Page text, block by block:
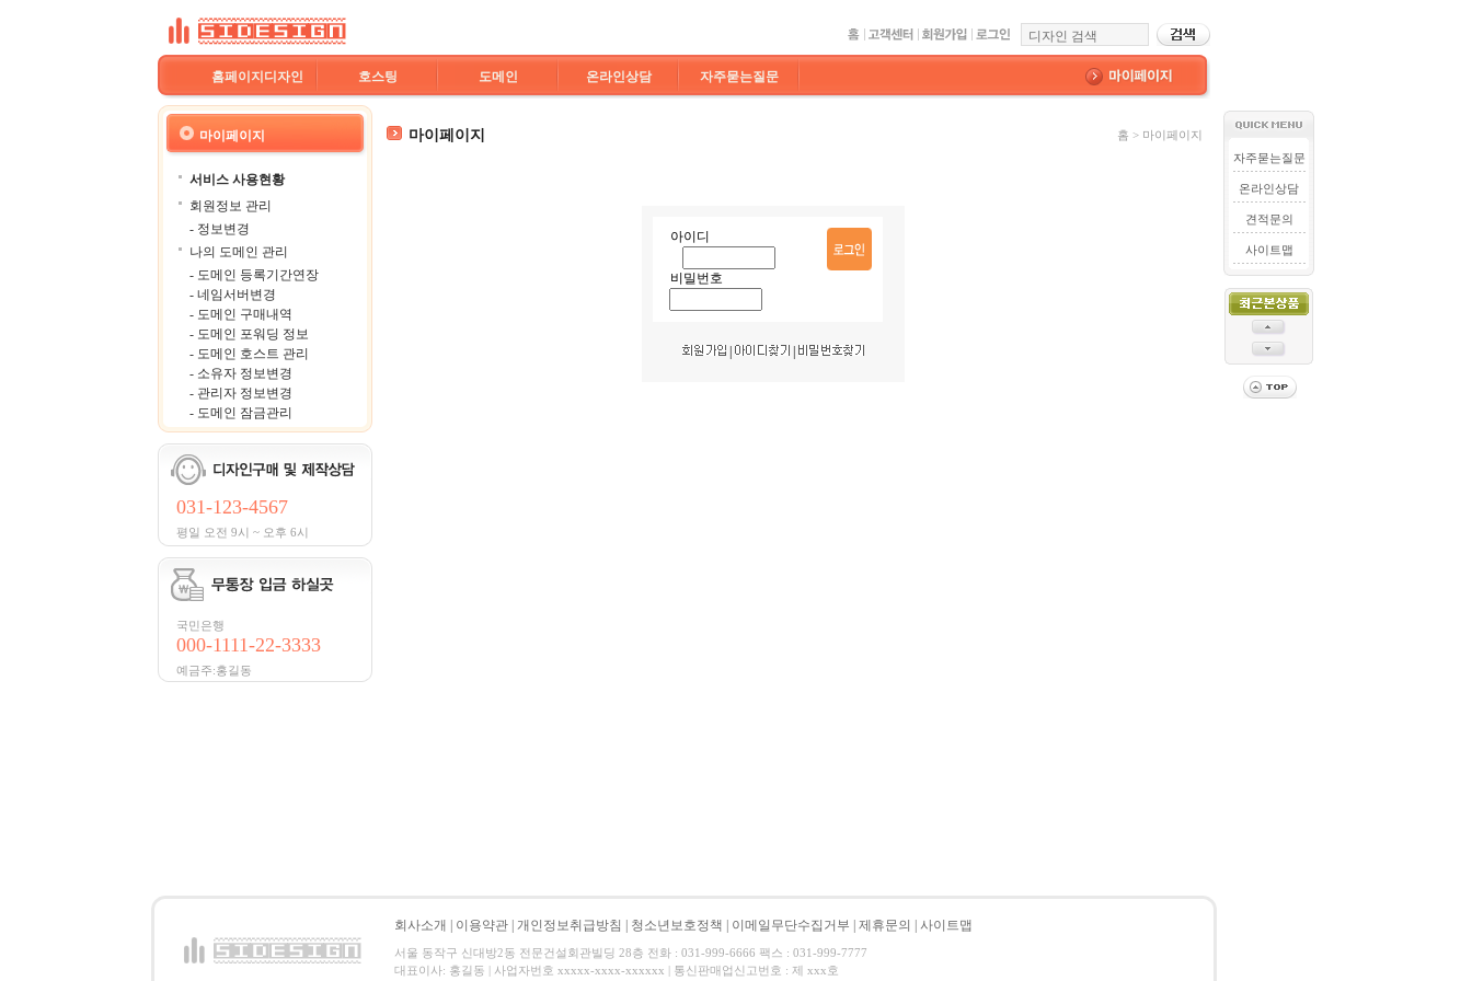
홈페이지디자인 호스팅 도메인 온라인상담 자주묻는질문
마이페이지
서비스 사용현황
회원정보 관리
- 정보변경
나의 도메인 관리
- 도메인 등록기간연장
- 네임서버변경
- 도메인 구매내역
- 도메인 포워딩 정보
- 도메인 호스트 관리
- 소유자 정보변경
- 관리자 정보변경
- 도메인 잠금관리
031-123-4567
평일 오전 9시 ~ 오후 6시
국민은행
000-1111-22-3333
예금주:홍길동
마이페이지 홈 > 마이페이지
아이디
비밀번호
자주묻는질문
온라인상담
견적문의
사이트맵
회사소개 이용약관 개인정보취급방침 청소년보호정책 이메일무단수집거부 제휴문의 사이트맵
서울 동작구 신대방2동 전문건설회관빌딩 28층 전화 : 031-999-6666 팩스 : 031-999-7777
대표이사: 홍길동 | 사업자번호 xxxxx-xxxx-xxxxxx | 통신판매업신고번호 : 제 xxx호